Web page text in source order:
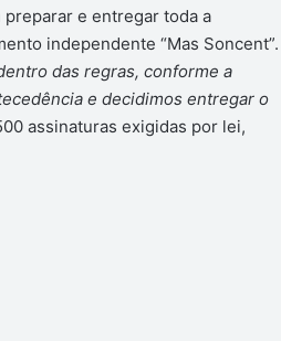
e entregar toda a
independente “Mas Soncent”.
das regras, conforme a
e decidimos entregar o
assinaturas exigidas por lei,